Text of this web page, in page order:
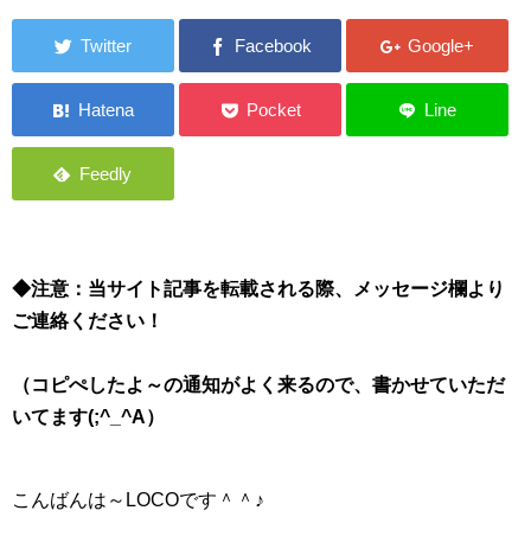
◆注意：当サイト記事を転載される際、メッセージ欄より
ご連絡ください！
（コピぺしたよ～の通知がよく来るので、書かせていただ
いてます(;^_^A）
こんばんは～LOCOです＾＾♪